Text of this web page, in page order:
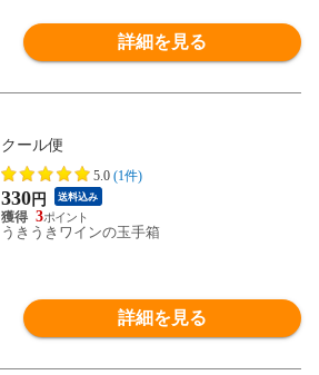
詳細を見る
クール便
5.0 (1件)
330円 送料込み
3
うきうきワインの玉手箱
詳細を見る